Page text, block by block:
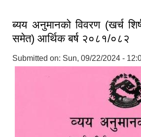
ब्यय अनुमानको विवरण (खर्च
समेत) आर्थिक बर्ष २०८१/०८२
Submitted on: Sun, 09/22/2024 -